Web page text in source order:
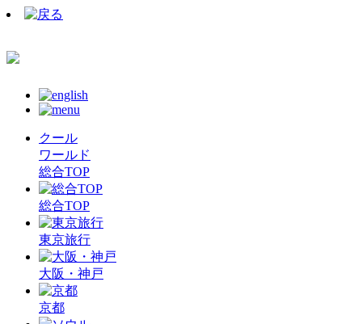
クール
ワールド
総合TOP
総合TOP
東京旅行
大阪・神戸
京都